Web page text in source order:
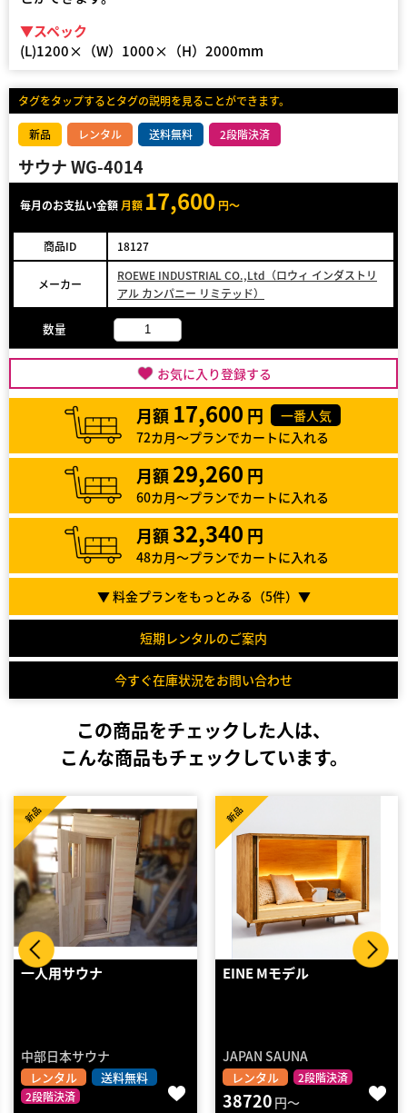
▼スペック
(L)1200×（W）1000×（H）2000mm
タグをタップするとタグの説明を見ることができます。
新品 レンタル 送料無料 2段階決済
サウナ WG-4014
毎月のお支払い金額 月額 17,600 円～
商品ID 18127
メーカー
ROEWE INDUSTRIAL CO.,Ltd（ロウィ インダストリ
アル カンパニー リミテッド）
数量
お気に入り登録する
月額 17,600 円
一番人気
72カ月～プランでカートに入れる
月額 29,260 円
60カ月～プランでカートに入れる
月額32,340 円
48カ月～プランでカートに入れる
▼ 料金プランをもっとみる（5件）▼
短期レンタルのご案内
今すぐ在庫状況をお問い合わせ
この商品をチェックした人は、
こんな商品もチェックしています。
EINE Mモデル
JAPAN SAUNA
レンタル 2段階決済
新品
38720円～
赤外線サウナ WG-3001
ROEWE INDUSTRIAL
CO.,Ltd
レンタル
新品